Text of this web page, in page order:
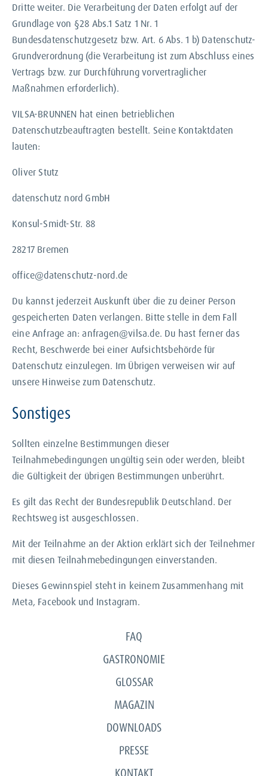
Dritte weiter. Die Verarbeitung der Daten erfolgt auf der
Grundlage von §28 Abs.1 Satz 1 Nr. 1
Bundesdatenschutzgesetz bzw. Art. 6 Abs. 1 b) Datenschutz-
Grundverordnung (die Verarbeitung ist zum Abschluss eines
Vertrags bzw. zur Durchführung vorvertraglicher
Maßnahmen erforderlich).
VILSA-BRUNNEN hat einen betrieblichen
Datenschutzbeauftragten bestellt. Seine Kontaktdaten
lauten:
Oliver Stutz
datenschutz nord GmbH
Konsul-Smidt-Str. 88
28217 Bremen
office@datenschutz-nord.de
Du kannst jederzeit Auskunft über die zu deiner Person
gespeicherten Daten verlangen. Bitte stelle in dem Fall
eine Anfrage an: anfragen@vilsa.de. Du hast ferner das
Recht, Beschwerde bei einer Aufsichtsbehörde für
Datenschutz einzulegen. Im Übrigen verweisen wir auf
unsere Hinweise zum Datenschutz.
Sonstiges
Sollten einzelne Bestimmungen dieser
Teilnahmebedingungen ungültig sein oder werden, bleibt
die Gültigkeit der übrigen Bestimmungen unberührt.
Es gilt das Recht der Bundesrepublik Deutschland. Der
Rechtsweg ist ausgeschlossen.
Mit der Teilnahme an der Aktion erklärt sich der Teilnehmer
mit diesen Teilnahmebedingungen einverstanden.
Dieses Gewinnspiel steht in keinem Zusammenhang mit
Meta, Facebook und Instagram.
FAQ
GASTRONOMIE
GLOSSAR
MAGAZIN
DOWNLOADS
PRESSE